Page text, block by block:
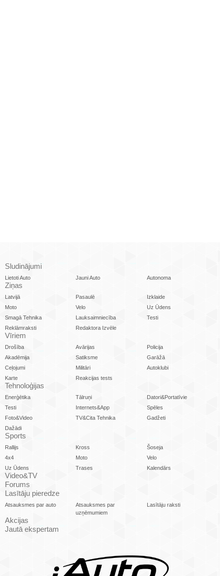
Sludinājumi
Lietoti Auto Jauni Auto Autonoma
Ziņas
Latvijā Pasaulē
Izklaide
Moto
Velo
Uz Ūdens
Smagā Tehnika
Lauksaimniecība
Testi
Reklāmraksti
Redaktora Izvēle
Vīriem
Drošība Avārijas
Policija
Akadēmija
Satiksme
Garāžā
Ceļojumi
Militāri
Autoklubi
Karte
Reakcijas tests
Tehnoloģijas
Enerģētika Tālruņi
Datori&Portatīvie
Testi
Internets&App
Spēles
Foto&Video
TV&Cita Tehnika
Gadžeti
Dažādi
Sports
Rallijs Kross
Šoseja
4x4
Moto
Velo
Uz Ūdens
Trases Kalendārs
Video&TV
Forums
Lasītāju pieredze
Atsauksmes par auto
Atsauksmes par
uzņēmumiem
Lasītāju raksti
Akcijas
Jautā ekspertam